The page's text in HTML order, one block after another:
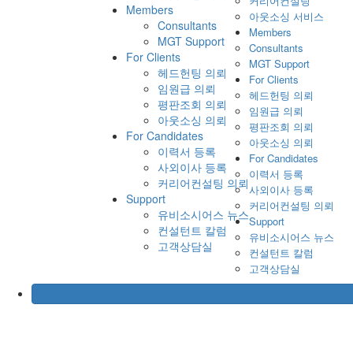
Members
Consultants
MGT Support
For Clients
헤드헌팅 의뢰
임원급 의뢰
평판조회 의뢰
아웃소싱 의뢰
For Candidates
이력서 등록
사외이사 등록
커리어컨설팅 의뢰
Support
유비소시어스 뉴스
컨설턴트 칼럼
고객상담실
아웃소싱 서비스
Members
Consultants
MGT Support
For Clients
헤드헌팅 의뢰
임원급 의뢰
평판조회 의뢰
아웃소싱 의뢰
For Candidates
이력서 등록
사외이사 등록
커리어컨설팅 의뢰
Support
유비소시어스 뉴스
컨설턴트 칼럼
고객상담실